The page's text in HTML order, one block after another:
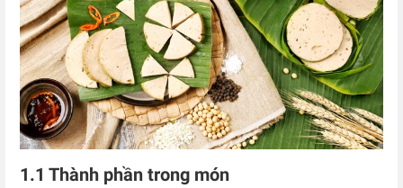
1.1 Thành phần trong món